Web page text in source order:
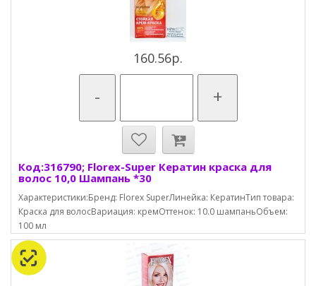
160.56р.
- +
Код:316790; Florex-Super Кератин краска для
волос 10,0 Шампань *30
Характеристики:Бренд: Florex SuperЛинейка: КератинТип товара:
Краска для волосВариация: кремОттенок: 10.0 шампаньОбъем:
100 мл